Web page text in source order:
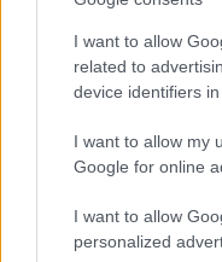
I want to allow
related to
device identifiers in
I want to allow my
Google for online
I want to allow
personalized